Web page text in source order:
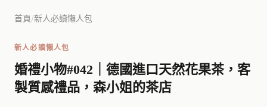
首頁/新人必讀懶人包
新人必讀懶人包
婚禮小物#042｜德國進口天然花果茶，客
製質感禮品，森小姐的茶店